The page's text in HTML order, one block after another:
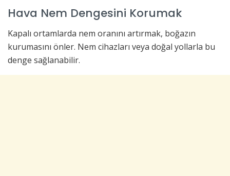
Hava Nem Dengesini Korumak
Kapalı ortamlarda nem oranını artırmak, boğazın
kurumasını önler. Nem cihazları veya doğal yollarla bu
denge sağlanabilir.